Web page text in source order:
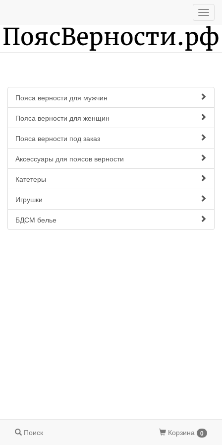
Пояса верности для мужчин
Пояса верности для женщин
Пояса верности под заказ
Аксессуары для поясов верности
Катетеры
Игрушки
БДСМ белье
Поиск Корзина 0